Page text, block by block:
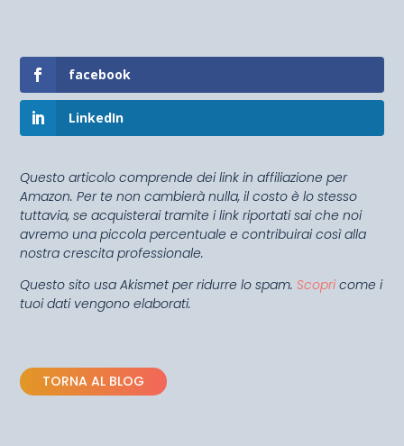
facebook
LinkedIn
Questo articolo comprende dei link in affiliazione per
Amazon. Per te non cambierà nulla, il costo è lo stesso
tuttavia, se acquisterai tramite i link riportati sai che noi
avremo una piccola percentuale e contribuirai così alla
nostra crescita professionale.
Questo sito usa Akismet per ridurre lo spam.Scopricome i
tuoi dati vengono elaborati.
TORNA AL BLOG